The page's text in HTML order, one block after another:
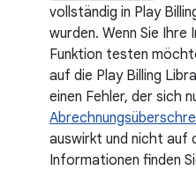
vollständig in Play
wurden. Wenn Sie
Funktion testen
auf die Play Billing
einen Fehler, der sich
auswirkt und nicht auf
Informationen finden